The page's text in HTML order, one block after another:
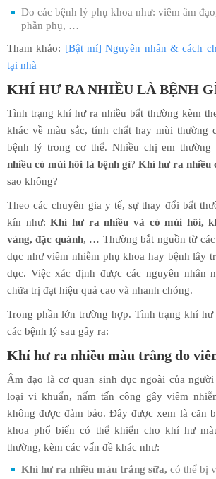
Do các bệnh lý phụ khoa như: viêm âm
phần phụ, …
Tham khảo: [Bật mí] Nguyên nhân & cách
tại nhà
KHÍ HƯ RA NHIỀU LÀ BỆNH
Tình trạng khí hư ra nhiều bất thường kèm
khác về màu sắc, tính chất hay mùi thường
bệnh lý trong cơ thể. Nhiều chị em
nhiều có mùi hôi là bệnh gì? Khí hư ra nhiều
sao không?
Theo các chuyên gia y tế, sự thay đổi bất
kín như:Khí hư ra nhiều và có mùi hôi,
vàng, đặc quánh, … Thường bắt nguồn từ
dục như viêm nhiễm phụ khoa hay bệnh lây
dục. Việc xác định được các nguyên nhân
chữa trị đạt hiệu quả cao và nhanh chóng.
Trong phần lớn trường hợp. Tình trạng khí hư
các bệnh lý sau gây ra:
Khí hư ra nhiều màu trắng do
Âm đạo là cơ quan sinh dục ngoài của
loại vi khuẩn, nấm tấn công gây viêm
không được đảm bảo. Đây được xem là căn
khoa phổ biến có thể khiến cho khí hư
thường, kèm các vấn đề khác như:
Khí hư ra nhiều màu trắng sữa, có thể bị